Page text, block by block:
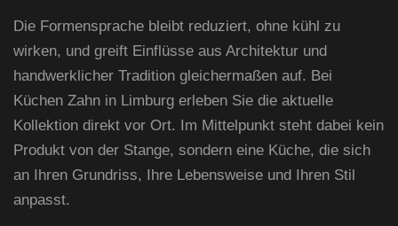
Die Formensprache bleibt reduziert, ohne kühl zu
wirken, und greift Einflüsse aus Architektur und
handwerklicher Tradition gleichermaßen auf. Bei
Küchen Zahn in Limburg erleben Sie die aktuelle
Kollektion direkt vor Ort. Im Mittelpunkt steht dabei kein
Produkt von der Stange, sondern eine Küche, die sich
an Ihren Grundriss, Ihre Lebensweise und Ihren Stil
anpasst.